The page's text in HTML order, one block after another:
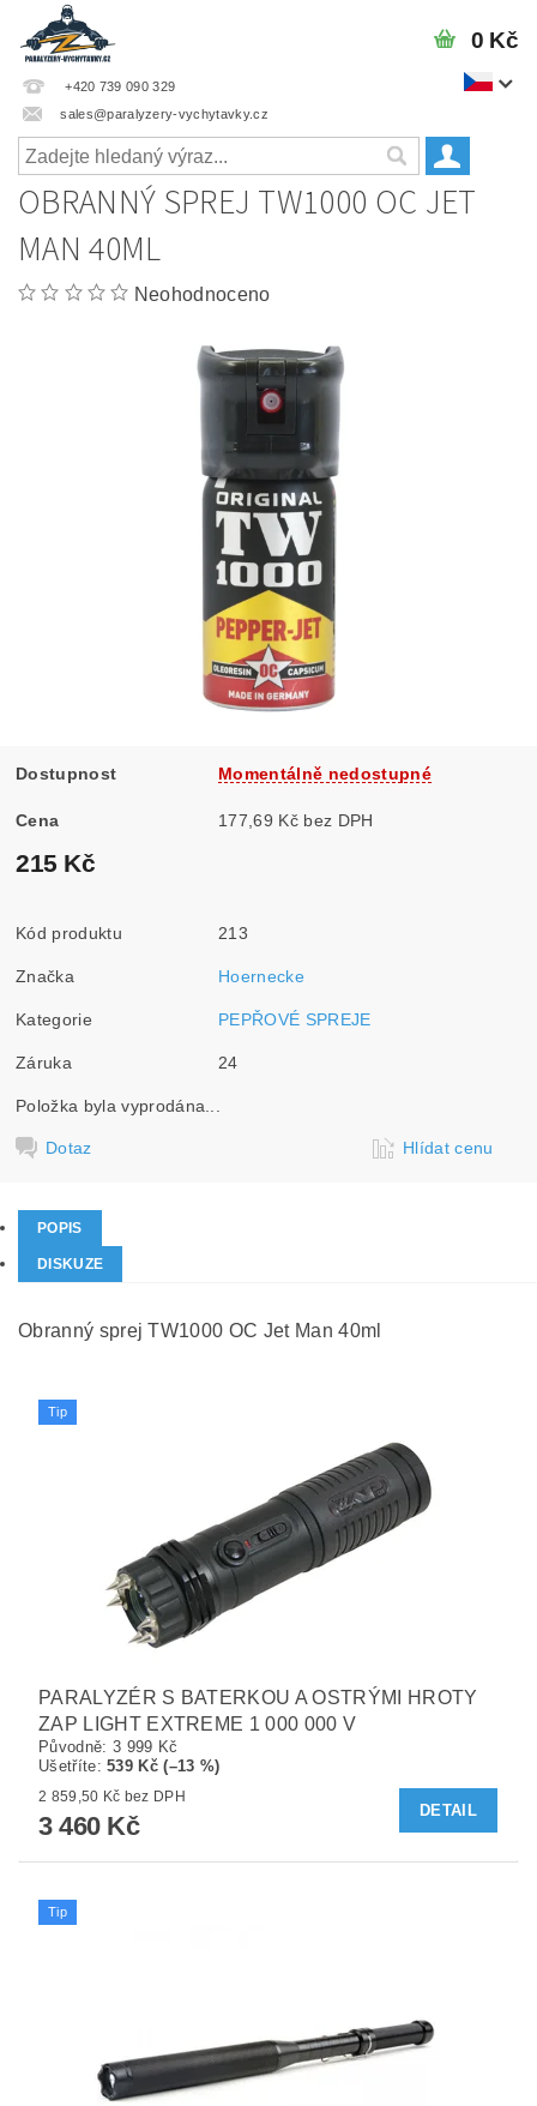
+420 739 090 329
sales@paralyzery-vychytavky.cz
0 Kč
OBRANNÝ SPREJ TW1000 OC JET
MAN 40ML
Neohodnoceno
Dostupnost Momentálně nedostupné
Cena 177,69 Kč bez DPH
215 Kč
Kód produktu 213
Značka Hoernecke
Kategorie PEPŘOVÉ SPREJE
Záruka 24
Položka byla vyprodána...
Dotaz Hlídat cenu
POPIS
DISKUZE
Obranný sprej TW1000 OC Jet Man 40ml
Tip
PARALYZÉR S BATERKOU A OSTRÝMI HROTY
ZAP LIGHT EXTREME 1 000 000 V
Původně: 3 999 Kč
Ušetříte:539 Kč (–13 %)
2 859,50 Kč bez DPH
3 460 Kč
DETAIL
Tip